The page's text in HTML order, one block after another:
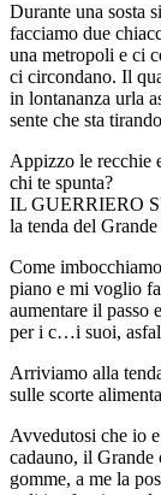
Durante una sosta
facciamo due
una metropoli e ci
ci circondano. Il
in lontananza urla
sente che sta
Appizzo le recchie
chi te spunta?
IL GUERRIERO
la tenda del
Come
piano e mi voglio
aumentare il passo
per i c…i suoi,
Arriviamo alla
sulle scorte
Avvedutosi che io
cadauno, il Grande
gomme, a me la